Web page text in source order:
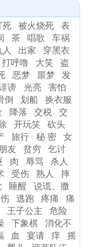
死 被火烧死
表
茶 唱歌
车祸
人 出家
穿黑衣
呼噜 大笑
盗
恶梦 噩梦
发
谤 光亮
害怕
倒 划船
换衣服
降落 交税
交
开玩笑
砍头
旅行 秘 密
女
朋友 贫穷
乞讨
肉 辱骂
杀人
受伤 熟人
摔
睡醒
说谎、撒
逃跑 疼痛
痛
王子公主
危险
下象棋
消化不
血 宴请 痒
摇